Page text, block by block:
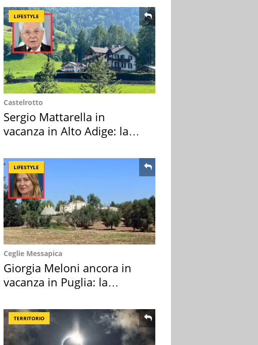
LIFESTYLE
Castelrotto
Sergio Mattarella in
vacanza in Alto Adige: la
LIFESTYLE
Ceglie Messapica
Giorgia Meloni ancora in
vacanza in Puglia: la
TERRITORIO